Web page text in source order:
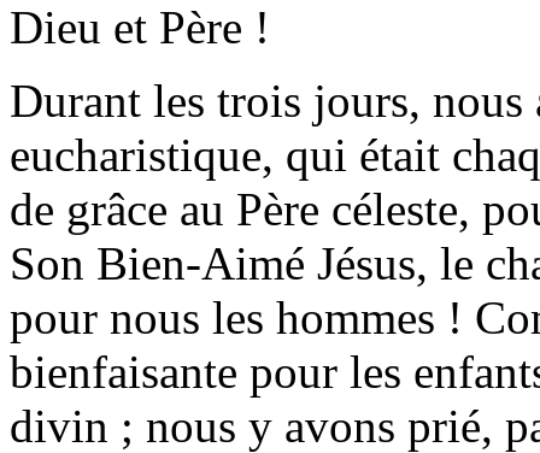
Dieu et Père !
Durant les trois jours, nous
eucharistique, qui était
de grâce au Père céleste,
Son Bien-Aimé Jésus, le
pour nous les hommes !
bienfaisante pour les
divin ; nous y avons prié,